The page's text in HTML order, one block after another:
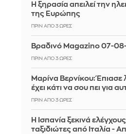
Η ξηρασία απειλεί την
της Ευρώπης
ΠΡΙΝ ΑΠΌ 3 ΏΡΕΣ
Βραδινό Magazino 07-
ΠΡΙΝ ΑΠΌ 3 ΏΡΕΣ
Μαρίνα Βερνίκου: Έπιασε
έχει κάτι να σου πει για
ΠΡΙΝ ΑΠΌ 3 ΏΡΕΣ
Η Ισπανία ξεκινά
ταξιδιώτες από Ιταλία -